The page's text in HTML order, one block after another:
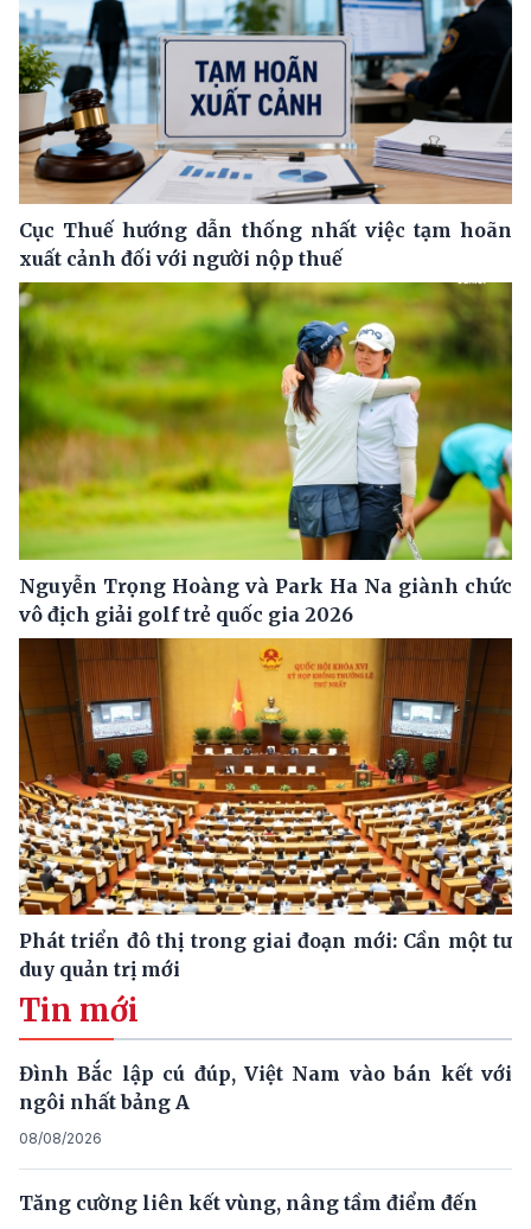
Cục Thuế hướng dẫn thống nhất việc tạm hoãn
xuất cảnh đối với người nộp thuế
Nguyễn Trọng Hoàng và Park Ha Na giành chức
vô địch giải golf trẻ quốc gia 2026
Phát triển đô thị trong giai đoạn mới: Cần một tư
duy quản trị mới
Tin mới
Đình Bắc lập cú đúp, Việt Nam vào bán kết với
ngôi nhất bảng A
08/08/2026
Tăng cường liên kết vùng, nâng tầm điểm đến